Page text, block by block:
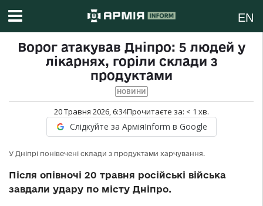
EN
Ворог атакував Дніпро: 5 людей у
лікарнях, горіли склади з
продуктами
НОВИНИ
20 Травня 2026, 6:34Прочитаєте за: < 1 хв.
Слідкуйте за АрміяInform в Google
У Дніпрі понівечені склади з продуктами харчування.
Після опівночі 20 травня російські війська
завдали удару по місту Дніпро.